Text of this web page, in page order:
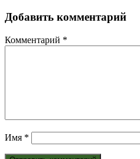
Добавить комментарий
Комментарий *
Имя *